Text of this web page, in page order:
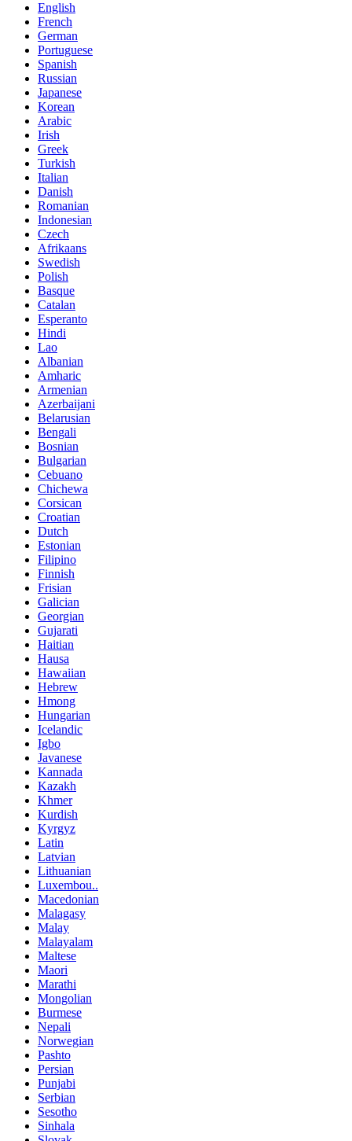
English
French
German
Portuguese
Spanish
Russian
Japanese
Korean
Arabic
Irish
Greek
Turkish
Italian
Danish
Romanian
Indonesian
Czech
Afrikaans
Swedish
Polish
Basque
Catalan
Esperanto
Hindi
Lao
Albanian
Amharic
Armenian
Azerbaijani
Belarusian
Bengali
Bosnian
Bulgarian
Cebuano
Chichewa
Corsican
Croatian
Dutch
Estonian
Filipino
Finnish
Frisian
Galician
Georgian
Gujarati
Haitian
Hausa
Hawaiian
Hebrew
Hmong
Hungarian
Icelandic
Igbo
Javanese
Kannada
Kazakh
Khmer
Kurdish
Kyrgyz
Latin
Latvian
Lithuanian
Luxembou..
Macedonian
Malagasy
Malay
Malayalam
Maltese
Maori
Marathi
Mongolian
Burmese
Nepali
Norwegian
Pashto
Persian
Punjabi
Serbian
Sesotho
Sinhala